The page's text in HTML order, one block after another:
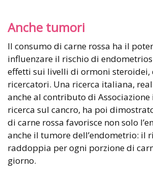
Anche tumori
Il consumo di carne rossa ha il
influenzare il rischio di
effetti sui livelli di ormoni steroidei,
ricercatori. Una ricerca italiana,
anche al contributo di
ricerca sul cancro, ha poi
di carne rossa favorisce non solo
anche il tumore dell’endometrio: il
raddoppia per ogni porzione di
giorno.